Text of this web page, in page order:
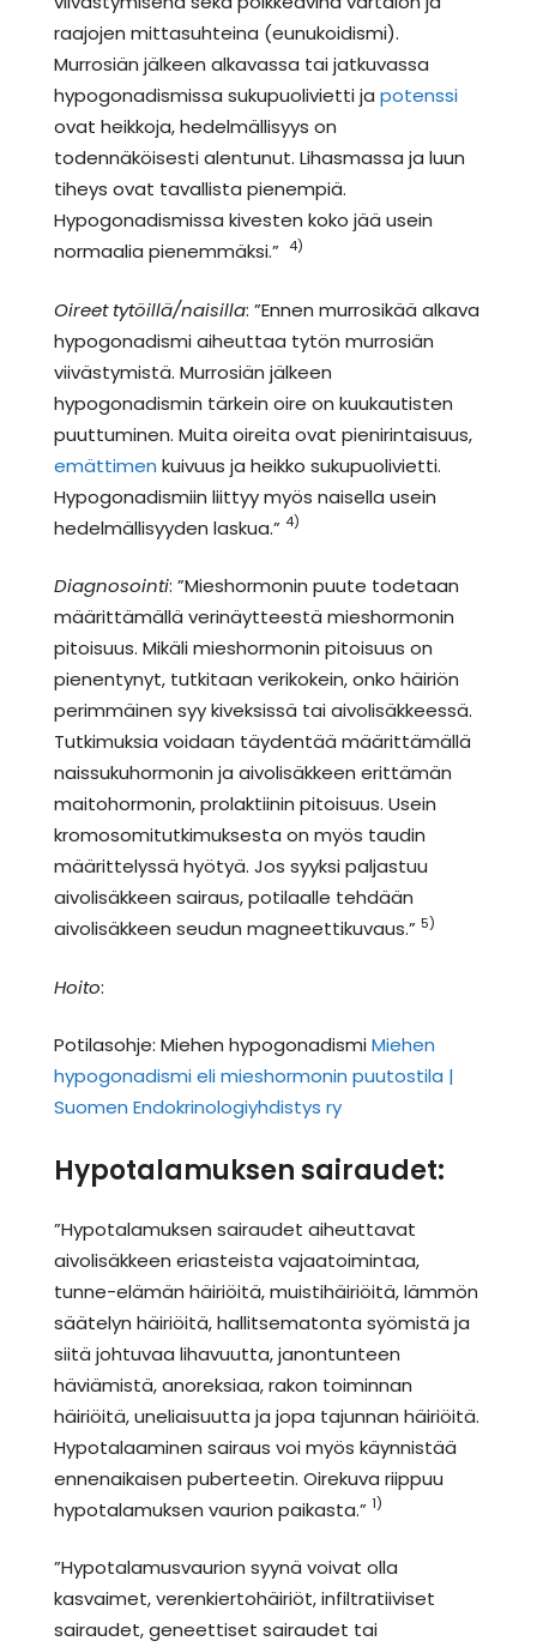
raajojen mittasuhteina (eunukoidismi).
Murrosiän jälkeen alkavassa tai jatkuvassa
hypogonadismissa sukupuolivietti ja potenssi
ovat heikkoja, hedelmällisyys on
todennäköisesti alentunut. Lihasmassa ja luun
tiheys ovat tavallista pienempiä.
Hypogonadismissa kivesten koko jää usein
normaalia pienemmäksi.”
4)
Oireet tytöillä/naisilla: ”Ennen murrosikää alkava
hypogonadismi aiheuttaa tytön murrosiän
viivästymistä. Murrosiän jälkeen
hypogonadismin tärkein oire on kuukautisten
puuttuminen. Muita oireita ovat pienirintaisuus,
emättimen kuivuus ja heikko sukupuolivietti.
Hypogonadismiin liittyy myös naisella usein
hedelmällisyyden laskua.” 4)
Diagnosointi: ”Mieshormonin puute todetaan
määrittämällä verinäytteestä mieshormonin
pitoisuus. Mikäli mieshormonin pitoisuus on
pienentynyt, tutkitaan verikokein, onko häiriön
perimmäinen syy kiveksissä tai aivolisäkkeessä.
Tutkimuksia voidaan täydentää määrittämällä
naissukuhormonin ja aivolisäkkeen erittämän
maitohormonin, prolaktiinin pitoisuus. Usein
kromosomitutkimuksesta on myös taudin
määrittelyssä hyötyä. Jos syyksi paljastuu
aivolisäkkeen sairaus, potilaalle tehdään
aivolisäkkeen seudun magneettikuvaus.” 5)
Hoito:
Potilasohje: Miehen hypogonadismiMiehen
hypogonadismi eli mieshormonin puutostila |
Suomen Endokrinologiyhdistys ry
Hypotalamuksen sairaudet:
”Hypotalamuksen sairaudet aiheuttavat
aivolisäkkeen eriasteista vajaatoimintaa,
tunne-elämän häiriöitä, muistihäiriöitä, lämmön
säätelyn häiriöitä, hallitsematonta syömistä ja
siitä johtuvaa lihavuutta, janontunteen
häviämistä, anoreksiaa, rakon toiminnan
häiriöitä, uneliaisuutta ja jopa tajunnan häiriöitä.
Hypotalaaminen sairaus voi myös käynnistää
ennenaikaisen puberteetin. Oirekuva riippuu
hypotalamuksen vaurion paikasta.” 1)
”Hypotalamusvaurion syynä voivat olla
kasvaimet, verenkiertohäiriöt, infiltratiiviset
sairaudet, geneettiset sairaudet tai